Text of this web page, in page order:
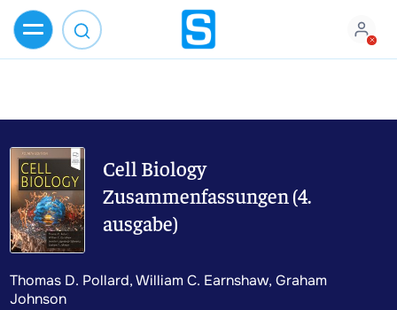
Cell Biology
Zusammenfassungen (4.
ausgabe)
Thomas D. Pollard, William C. Earnshaw, Graham
Johnson